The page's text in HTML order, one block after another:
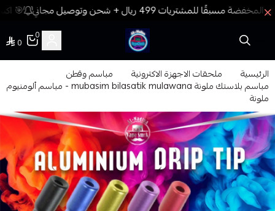
🎯
فيب المدينة
0
0
الرئيسية ملحقات الاجهزة الاكترونية مباسم وقطن
مباسم بلاستك ملونة mubasim bilasatik mulawana - مباسم ألومنيوم
ملونة